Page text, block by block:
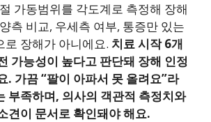
가동범위를 각도계로 측정해 장해
측 비교, 우세측 여부, 통증만 있는
로 장해가 아니에요. 치료 시작 6개
가능성이 높다고 판단돼 장해 인정
. 가끔 “팔이 아파서 못 올려요”라
부족하며, 의사의 객관적 측정치와
견이 문서로 확인돼야 해요.